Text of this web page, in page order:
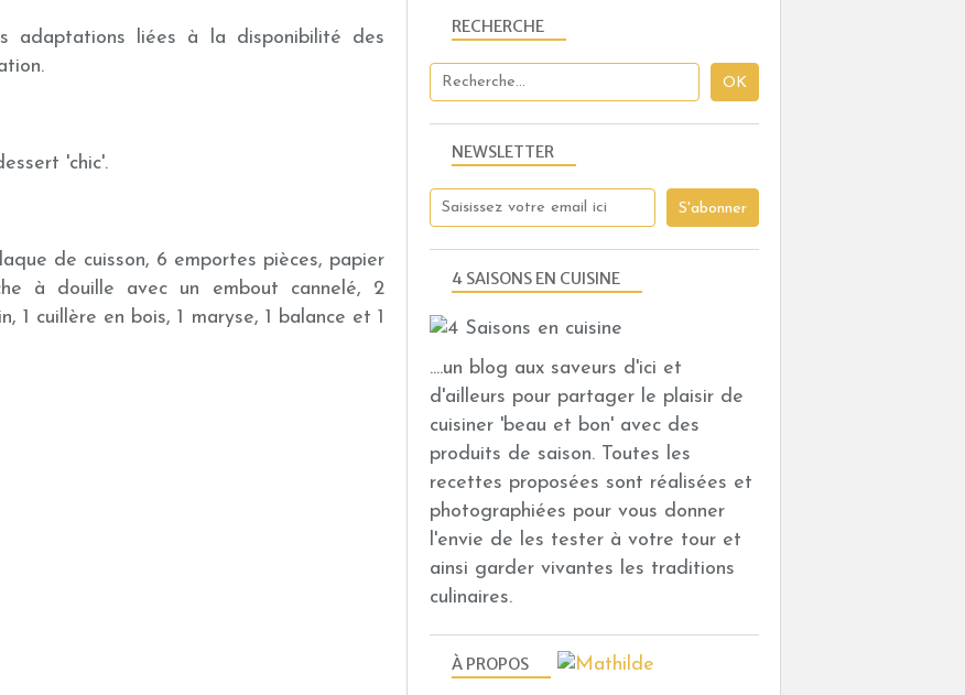
adaptations liées à la disponibilité des
'chic'.
de cuisson, 6 emportes pièces, papier
à douille avec un embout cannelé, 2
1 cuillère en bois, 1 maryse, 1 balance et 1
NEWSLETTER
RECHERCHE
4 SAISONS EN CUISINE
....un blog aux saveurs d'ici et
d'ailleurs pour partager le plaisir de
cuisiner 'beau et bon' avec des
produits de saison. Toutes les
recettes proposées sont réalisées et
photographiées pour vous donner
l'envie de les tester à votre tour et
ainsi garder vivantes les traditions
culinaires.
À PROPOS